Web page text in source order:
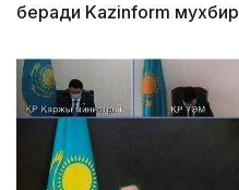
беради Kazinform